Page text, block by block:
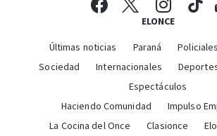
ELONCE
Últimas noticias Paraná Policiales
Sociedad
Internacionales
Espectáculos
Haciendo Comunidad
Impulso
La Cocina del Once
Clasionce